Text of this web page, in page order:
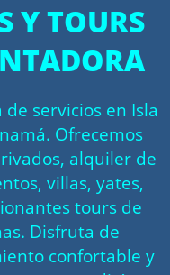
Y TOURS
servicios en Isla
Ofrecemos
alquiler de
villas, yates,
tours de
Disfruta de
confortable y